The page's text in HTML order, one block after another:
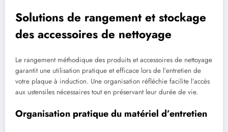
Solutions de rangement et stockage
des accessoires de nettoyage
Le rangement méthodique des produits et accessoires de nettoyage
garantit une utilisation pratique et efficace lors de l’entretien de
votre plaque à induction. Une organisation réfléchie facilite l’accès
aux ustensiles nécessaires tout en préservant leur durée de vie.
Organisation pratique du matériel d’entretien